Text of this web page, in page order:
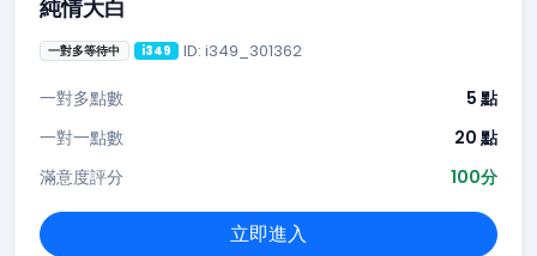
純情大白
一對多等待中 i349 ID: i349_301362
一對多點數
5 點
一對一點數
20 點
滿意度評分
100分
立即進入